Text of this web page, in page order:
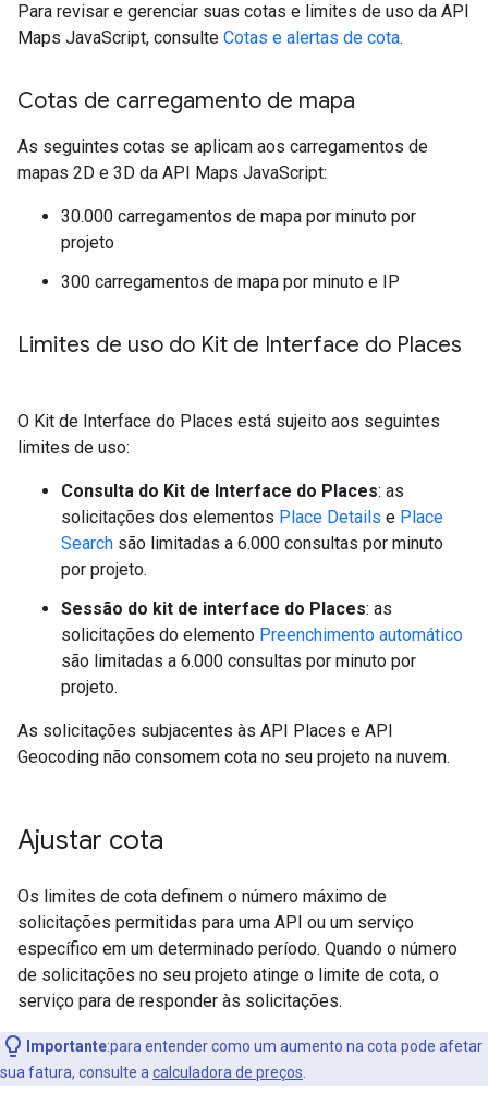
Para revisar e gerenciar suas cotas e limites de uso da API
Maps JavaScript, consulte Cotas e alertas de cota.
Cotas de carregamento de mapa
As seguintes cotas se aplicam aos carregamentos de
mapas 2D e 3D da API Maps JavaScript:
30.000 carregamentos de mapa por minuto por
projeto
300 carregamentos de mapa por minuto e IP
Limites de uso do Kit de Interface do Places
O Kit de Interface do Places está sujeito aos seguintes
limites de uso:
Consulta do Kit de Interface do Places: as
solicitações dos elementos Place Details e Place
Search são limitadas a 6.000 consultas por minuto
por projeto.
Sessão do kit de interface do Places: as
solicitações do elemento Preenchimento automático
são limitadas a 6.000 consultas por minuto por
projeto.
As solicitações subjacentes às API Places e API
Geocoding não consomem cota no seu projeto na nuvem.
Ajustar cota
Os limites de cota definem o número máximo de
solicitações permitidas para uma API ou um serviço
específico em um determinado período. Quando o número
de solicitações no seu projeto atinge o limite de cota, o
serviço para de responder às solicitações.
Importante:para entender como um aumento na cota pode afetar
sua fatura, consulte a calculadora de preços